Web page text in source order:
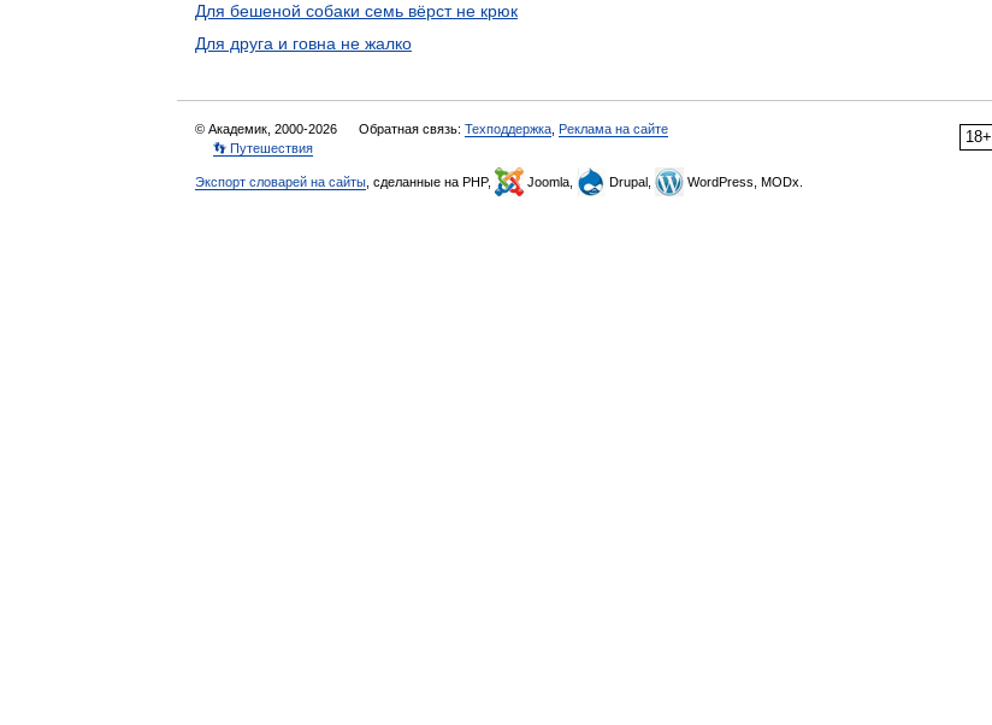
Для бешеной собаки семь вёрст не крюк
Для друга и говна не жалко
18+
© Академик, 2000-2026 Обратная связь: Техподдержка Реклама на сайте
👣 Путешествия
Экспорт словарей на сайты , сделанные на PHP, Joomla, Drupal, WordPress, MODx.